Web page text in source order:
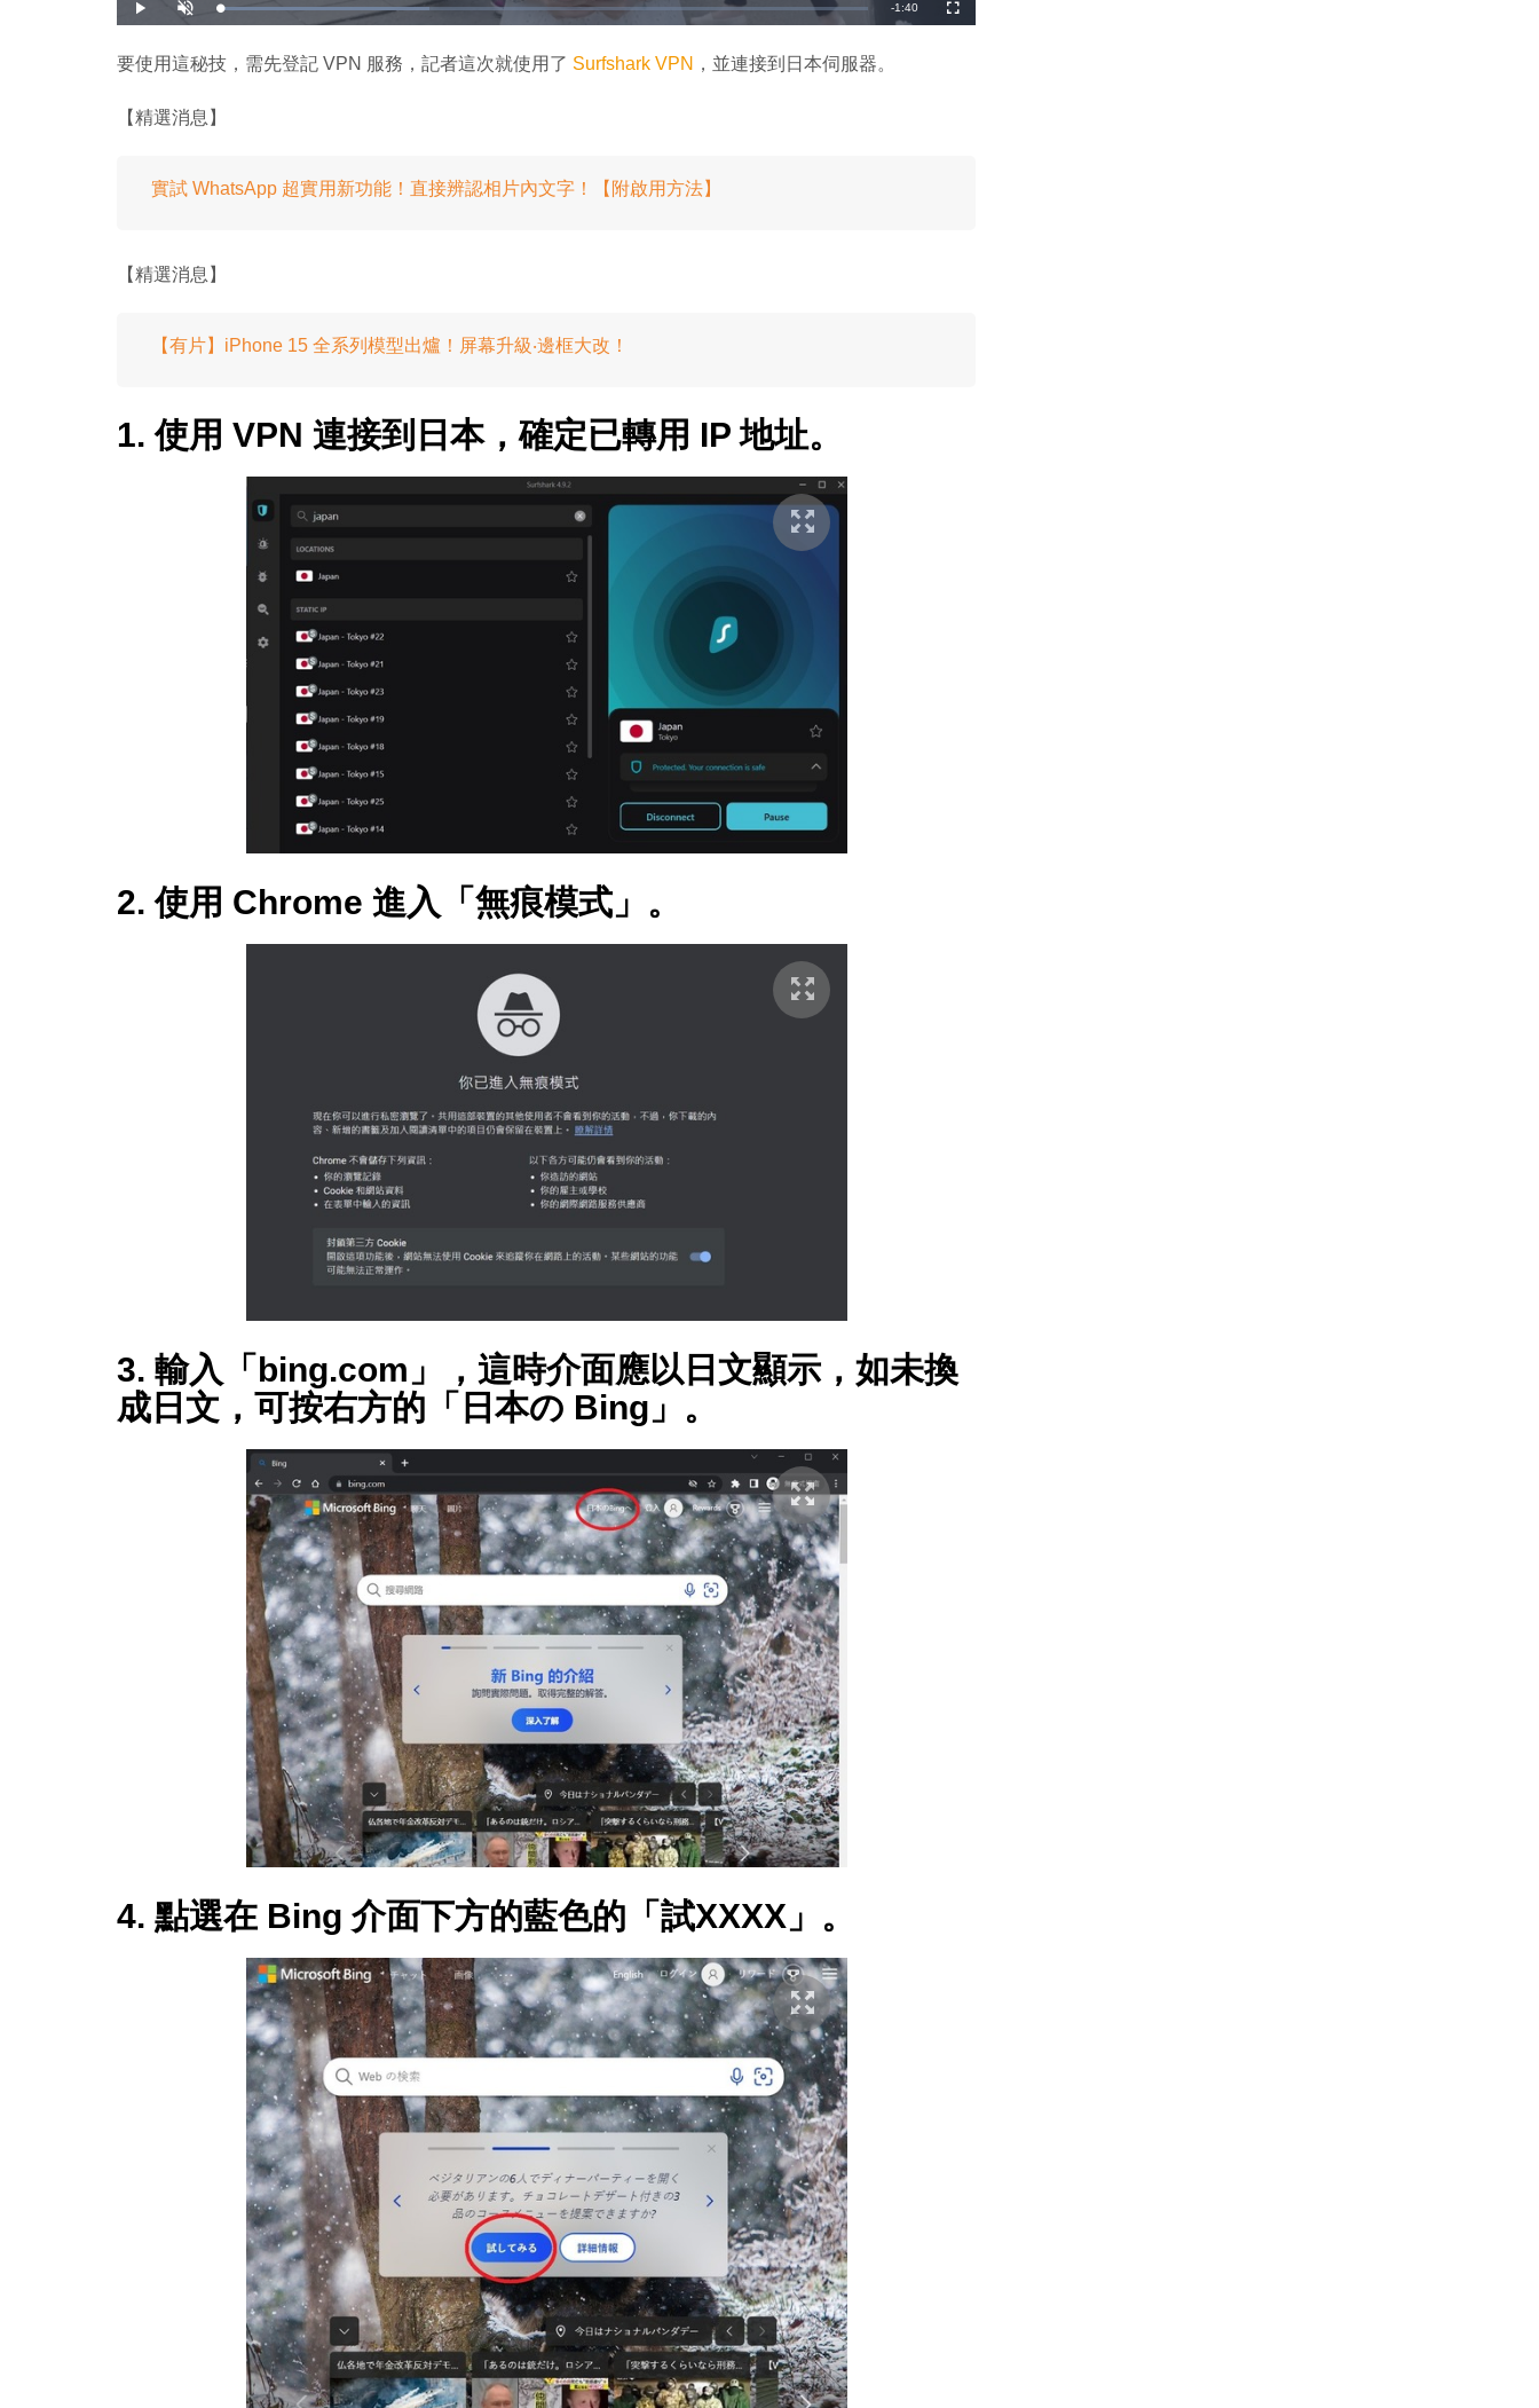
播
放
開
啟
載
入
:
3
剩
-1:40
全
螢
要使用這秘技，需先登記 VPN 服務，記者這次就使用了 Surfshark VPN ，並連接到日本伺服器。
【精選消息】
實試 WhatsApp 超實用新功能！直接辨認相片內文字！【附啟用方法】
【精選消息】
【有片】iPhone 15 全系列模型出爐！屏幕升級‧邊框大改！
1. 使用 VPN 連接到日本，確定已轉用 IP 地址。
2. 使用 Chrome 進入「無痕模式」。
3. 輸入「bing.com」，這時介面應以日文顯示，如未換
成日文，可按右方的「日本の Bing」。
4. 點選在 Bing 介面下方的藍色的「試XXXX」。